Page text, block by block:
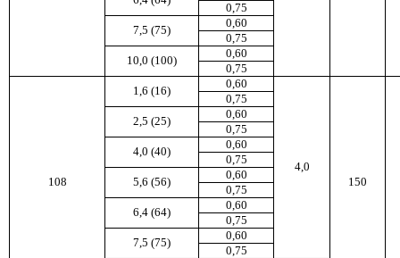
0,75
7,5 (75)
0,60
0,75
10,0 (100)
0,60
0,75
108
1,6 (16)
0,60
4,0
150
0,75
2,5 (25)
0,60
0,75
4,0 (40)
0,60
0,75
5,6 (56)
0,60
0,75
6,4 (64)
0,60
0,75
7,5 (75)
0,60
0,75